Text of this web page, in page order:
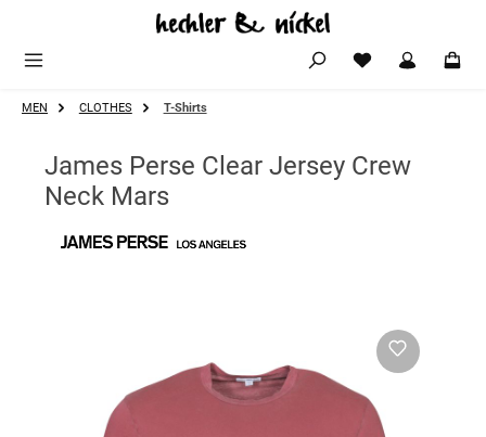
Zum Hauptinhalt springen
MEN CLOTHES T-Shirts
James Perse Clear Jersey Crew
Neck Mars